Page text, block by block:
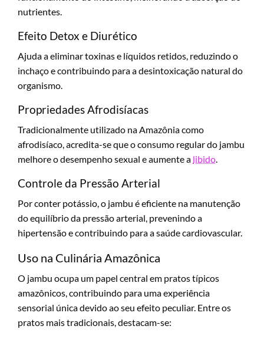
nutrientes.
Efeito Detox e Diurético
Ajuda a eliminar toxinas e líquidos retidos, reduzindo o
inchaço e contribuindo para a desintoxicação natural do
organismo.
Propriedades Afrodisíacas
Tradicionalmente utilizado na Amazônia como
afrodisíaco, acredita-se que o consumo regular do jambu
melhore o desempenho sexual e aumente a libido.
Controle da Pressão Arterial
Por conter potássio, o jambu é eficiente na manutenção
do equilíbrio da pressão arterial, prevenindo a
hipertensão e contribuindo para a saúde cardiovascular.
Uso na Culinária Amazônica
O jambu ocupa um papel central em pratos típicos
amazônicos, contribuindo para uma experiência
sensorial única devido ao seu efeito peculiar. Entre os
pratos mais tradicionais, destacam-se: